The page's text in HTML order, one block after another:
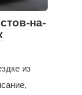
на-
из